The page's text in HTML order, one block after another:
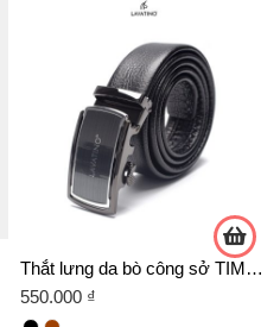
Thắt lưng da bò công sở TIMELESS 04 TRẮNG
550.000 ₫